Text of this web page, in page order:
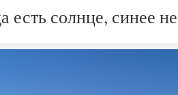
есть солнце, синее